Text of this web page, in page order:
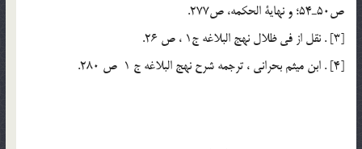
ص50ـ54؛ و نهاية الحكمه، ص277.
[3] . نقل از فی ظلال نهج البلاغه ج1 ، ص 26.
[4] . ابن میثم بحرانی ، ترجمه شرح نهج البلاغه ج 1 ص 280.